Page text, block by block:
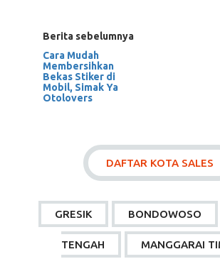
Berita sebelumnya
Cara Mudah
Membersihkan
Bekas Stiker di
Mobil, Simak Ya
Otolovers
DAFTAR KOTA SALES
GRESIK BONDOWOSO
TENGAH MANGGARAI